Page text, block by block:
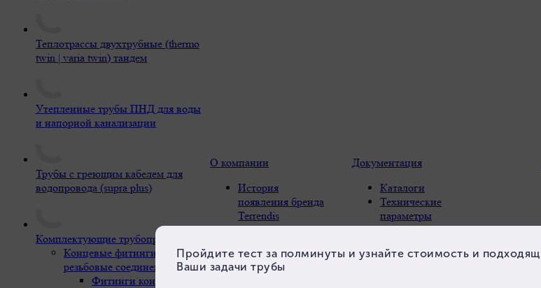
Теплотрассы двухтрубные (thermo
twin | varia twin) тандем
Утепленные трубы ПНД для воды
и напорной канализации
Трубы с греющим кабелем для
водопровода (supra plus)
Комплектующие трубопроводов
Концевые фитинги и
резьбовые соединения
Фитинги концевые
О компании
История
появления бренда
Terrendis
Наши основы и
Компетентность
и опыт
Документация
Каталоги
Технические
параметры
Параметры расчета
Проектирование-